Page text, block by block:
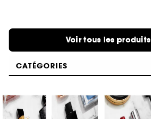
Voir tous les produits
CATÉGORIES